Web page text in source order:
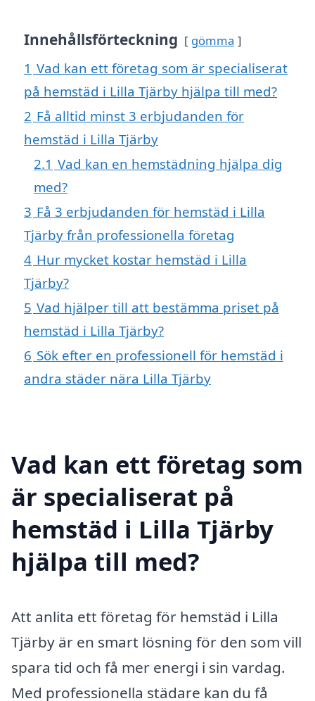
Innehållsförteckning gömma
1 Vad kan ett företag som är specialiserat
på hemstäd i Lilla Tjärby hjälpa till med?
2 Få alltid minst 3 erbjudanden för
hemstäd i Lilla Tjärby
2.1 Vad kan en hemstädning hjälpa dig
med?
3 Få 3 erbjudanden för hemstäd i Lilla
Tjärby från professionella företag
4 Hur mycket kostar hemstäd i Lilla
Tjärby?
5 Vad hjälper till att bestämma priset på
hemstäd i Lilla Tjärby?
6 Sök efter en professionell för hemstäd i
andra städer nära Lilla Tjärby
Vad kan ett företag som
är specialiserat på
hemstäd i Lilla Tjärby
hjälpa till med?
Att anlita ett företag för hemstäd i Lilla
Tjärby är en smart lösning för den som vill
spara tid och få mer energi i sin vardag.
Med professionella städare kan du få